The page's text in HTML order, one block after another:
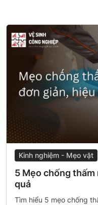
Kinh nghiệm - Mẹo vặt
5 Mẹo chống
quả
Tìm hiểu 5 mẹo chống